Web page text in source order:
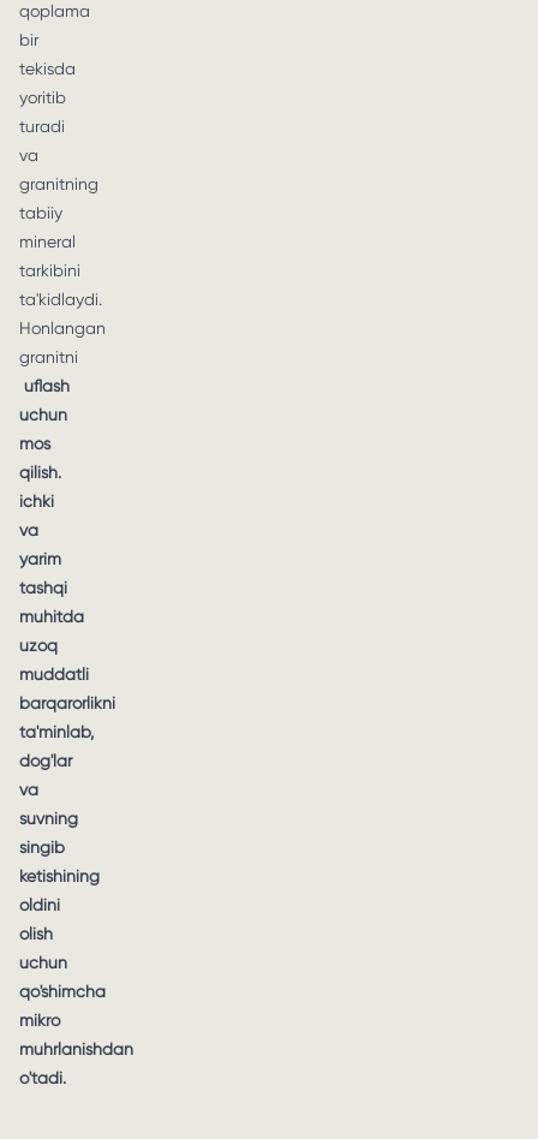
qoplama
bir
tekisda
yoritib
turadi
va
granitning
tabiiy
mineral
tarkibini
ta'kidlaydi.
Honlangan
granitni
uflash
uchun
mos
qilish.
ichki
va
yarim
tashqi
muhitda
uzoq
muddatli
barqarorlikni
ta'minlab,
dog'lar
va
suvning
singib
ketishining
oldini
olish
uchun
qo'shimcha
mikro
muhrlanishdan
o'tadi.